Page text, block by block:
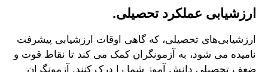
ارزشیابی عملکرد تحصیلی.
ارزشیابی‌های تحصیلی، که گاهی اوقات ارزشیابی پیشرفت
نامیده می شود، به آزمونگران کمک می کند تا نقاط قوت و
ضعف تحصیلی دانش آموز شما را درک کنند. آزمونگران